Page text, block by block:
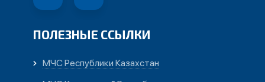
ПОЛЕЗНЫЕ ССЫЛКИ
МЧС Республики Казахстан